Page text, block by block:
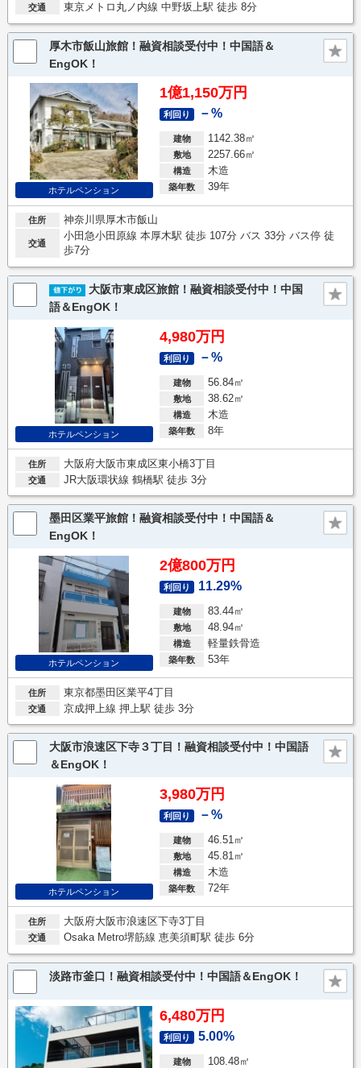
交通 東京メトロ丸ノ内線 中野坂上駅 徒歩 8分
厚木市飯山旅館！融資相談受付中！中国語＆
EngOK！
ホテルペンション
1億1,150万円
利回り －%
建物 1142.38㎡
敷地 2257.66㎡
構造 木造
築年数 39年
住所 神奈川県厚木市飯山
交通
小田急小田原線 本厚木駅 徒歩 107分 バス 33分 バス停 徒
歩7分
大阪市東成区旅館！融資相談受付中！中国
語＆EngOK！
ホテルペンション
4,980万円
利回り －%
建物 56.84㎡
敷地 38.62㎡
構造 木造
築年数 8年
住所 大阪府大阪市東成区東小橋3丁目
交通 JR大阪環状線 鶴橋駅 徒歩 3分
墨田区業平旅館！融資相談受付中！中国語＆
EngOK！
ホテルペンション
2億800万円
利回り 11.29%
建物 83.44㎡
敷地 48.94㎡
構造 軽量鉄骨造
築年数 53年
住所 東京都墨田区業平4丁目
交通 京成押上線 押上駅 徒歩 3分
大阪市浪速区下寺３丁目！融資相談受付中！中国語
＆EngOK！
ホテルペンション
3,980万円
利回り －%
建物 46.51㎡
敷地 45.81㎡
構造 木造
築年数 72年
住所 大阪府大阪市浪速区下寺3丁目
交通 Osaka Metro堺筋線 恵美須町駅 徒歩 6分
淡路市釜口！融資相談受付中！中国語＆EngOK！
6,480万円
利回り 5.00%
建物 108.48㎡